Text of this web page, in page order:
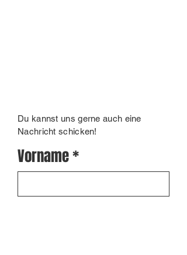
Du kannst uns gerne auch eine
Nachricht schicken!
Vorname